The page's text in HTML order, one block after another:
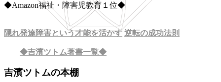
◆Amazon福祉・障害児教育１位◆
隠れ発達障害という才能を活かす 逆転の成功法則
◆吉濱ツトム著書一覧◆
吉濱ツトムの本棚